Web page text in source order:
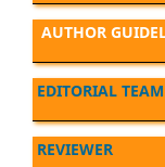
AUTHOR
EDITORIAL TEAM
REVIEWER